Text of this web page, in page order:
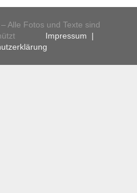
Alle Fotos und Texte sind
Impressum |